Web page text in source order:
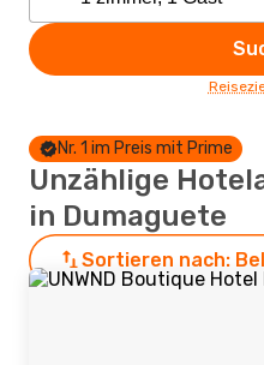
Nr. 1 im Preis mit Prime
Unzählige
in Dumaguete
Sortieren nach: